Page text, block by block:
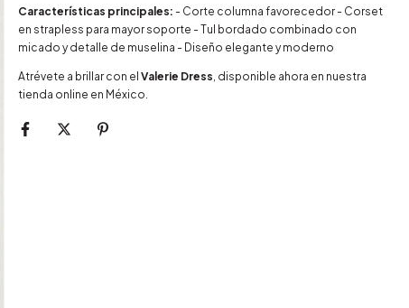
Características principales: - Corte columna favorecedor - Corset
en strapless para mayor soporte - Tul bordado combinado con
micado y detalle de muselina - Diseño elegante y moderno
Atrévete a brillar con el Valerie Dress , disponible ahora en nuestra
tienda online en México.